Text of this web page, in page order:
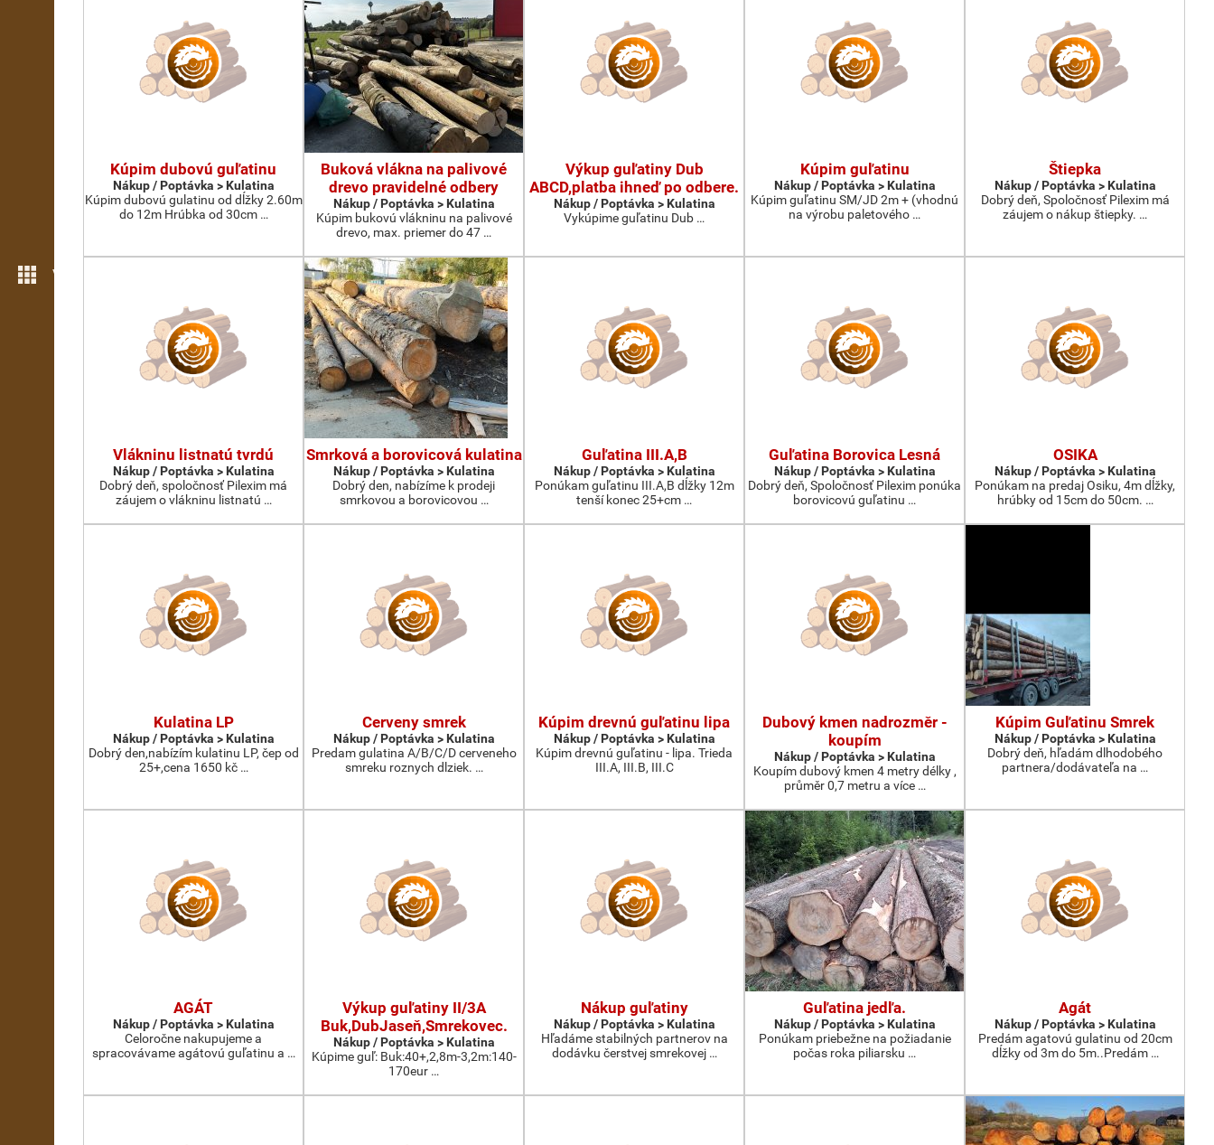
Více možností
Kúpim dubovú guľatinu
Nákup / Poptávka > Kulatina
Kúpim dubovú gulatinu od dĺžky 2.60m
do 12m Hrúbka od 30cm …
Buková vlákna na palivové
drevo pravidelné odbery
Nákup / Poptávka > Kulatina
Kúpim bukovú vlákninu na palivové
drevo, max. priemer do 47 …
Výkup guľatiny Dub
ABCD,platba ihneď po odbere.
Nákup / Poptávka > Kulatina
Vykúpime guľatinu Dub …
Kúpim guľatinu
Nákup / Poptávka > Kulatina
Kúpim guľatinu SM/JD 2m + (vhodnú
na výrobu paletového …
Štiepka
Nákup / Poptávka > Kulatina
Dobrý deň, Spoločnosť Pilexim má
záujem o nákup štiepky. …
Vlákninu listnatú tvrdú
Nákup / Poptávka > Kulatina
Dobrý deň, spoločnosť Pilexim má
záujem o vlákninu listnatú …
Smrková a borovicová kulatina
Nákup / Poptávka > Kulatina
Dobrý den, nabízíme k prodeji
smrkovou a borovicovou …
Guľatina III.A,B
Nákup / Poptávka > Kulatina
Ponúkam guľatinu III.A,B dĺžky 12m
tenší konec 25+cm …
Guľatina Borovica Lesná
Nákup / Poptávka > Kulatina
Dobrý deň, Spoločnosť Pilexim ponúka
borovicovú guľatinu …
OSIKA
Nákup / Poptávka > Kulatina
Ponúkam na predaj Osiku, 4m dĺžky,
hrúbky od 15cm do 50cm. …
Kulatina LP
Nákup / Poptávka > Kulatina
Dobrý den,nabízím kulatinu LP, čep od
25+,cena 1650 kč …
Cerveny smrek
Nákup / Poptávka > Kulatina
Predam gulatina A/B/C/D cerveneho
smreku roznych dlziek. …
Kúpim drevnú guľatinu lipa
Nákup / Poptávka > Kulatina
Kúpim drevnú guľatinu - lipa. Trieda
III.A, III.B, III.C
Dubový kmen nadrozměr -
koupím
Nákup / Poptávka > Kulatina
Koupím dubový kmen 4 metry délky ,
průměr 0,7 metru a více …
Kúpim Guľatinu Smrek
Nákup / Poptávka > Kulatina
Dobrý deň, hľadám dlhodobého
partnera/dodávateľa na …
AGÁT
Nákup / Poptávka > Kulatina
Celoročne nakupujeme a
spracovávame agátovú guľatinu a …
Výkup guľatiny II/3A
Buk,DubJaseň,Smrekovec.
Nákup / Poptávka > Kulatina
Kúpime guľ: Buk:40+,2,8m-3,2m:140-
170eur …
Nákup guľatiny
Nákup / Poptávka > Kulatina
Hľadáme stabilných partnerov na
dodávku čerstvej smrekovej …
Guľatina jedľa.
Nákup / Poptávka > Kulatina
Ponúkam priebežne na požiadanie
počas roka piliarsku …
Agát
Nákup / Poptávka > Kulatina
Predám agatovú gulatinu od 20cm
dĺžky od 3m do 5m..Predám …